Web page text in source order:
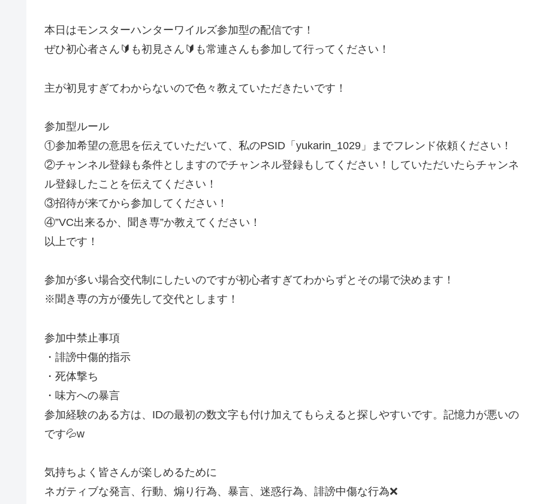
本日はモンスターハンターワイルズ参加型の配信です！
ぜひ初心者さん🔰も初見さん🔰も常連さんも参加して行ってください！
主が初見すぎてわからないので色々教えていただきたいです！
参加型ルール
①参加希望の意思を伝えていただいて、私のPSID「yukarin_1029」までフレンド依頼ください！
②チャンネル登録も条件としますのでチャンネル登録もしてください！していただいたらチャンネ
ル登録したことを伝えてください！
③招待が来てから参加してください！
④”VC出来るか、聞き専”か教えてください！
以上です！
参加が多い場合交代制にしたいのですが初心者すぎてわからずとその場で決めます！
※聞き専の方が優先して交代とします！
参加中禁止事項
・誹謗中傷的指示
・死体撃ち
・味方への暴言
参加経験のある方は、IDの最初の数文字も付け加えてもらえると探しやすいです。記憶力が悪いの
です💦w
気持ちよく皆さんが楽しめるために
ネガティブな発言、行動、煽り行為、暴言、迷惑行為、誹謗中傷な行為❌